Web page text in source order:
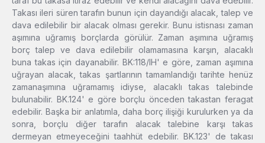
Takası ileri süren tarafın bunun için dayandığı alacak, talep ve
dava edilebilir bir alacak olması gerekir. Bunu istisnası zaman
aşımına uğramış borçlarda görülür. Zaman aşımına uğramış
borç talep ve dava edilebilir olamamasına karşın, alacaklı
buna takas için dayanabilir. BK:118/IH' e göre, zaman aşımına
uğrayan alacak, takas şartlarının tamamlandığı tarihte henüz
zamanaşımına uğramamış idiyse, alacaklı takas talebinde
bulunabilir. BK.124' e göre borçlu önceden takastan feragat
edebilir. Başka bir anlatımla, daha borç ilişiği kurulurken ya da
sonra, borçlu diğer tarafın alacak talebine karşı takas
dermeyan etmeyeceğini taahhüt edebilir. BK.123' de takası